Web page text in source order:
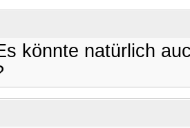
könnte natürlich